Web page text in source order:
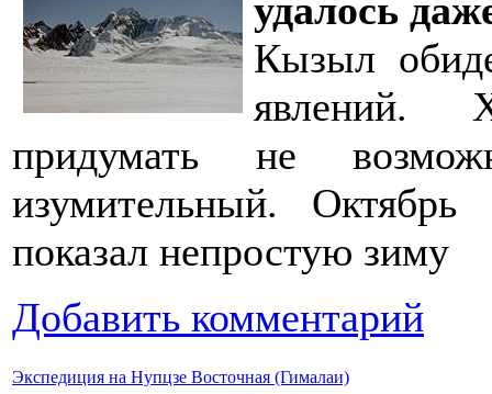
удалось
Кызыл
явлений.
придумать не
изумительный.
показал непростую зиму
Добавить комментарий
Экспедиция на Нупцзе Восточная (Гималаи)